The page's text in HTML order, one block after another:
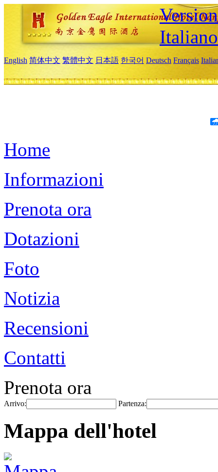
Italiano
English 简体中文 繁體中文 日本語 한국어 Deutsch Français
Home
Informazioni
Prenota ora
Dotazioni
Foto
Notizia
Recensioni
Contatti
Prenota ora
Arrivo: Partenza:
Mappa dell'hotel